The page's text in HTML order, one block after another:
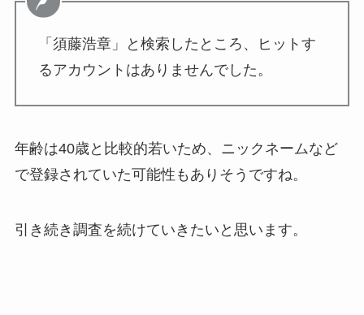
「須藤浩章」と検索したところ、ヒットす
るアカウントはありませんでした。
年齢は40歳と比較的若いため、ニックネームなど
で登録されていた可能性もありそうですね。
引き続き調査を続けていきたいと思います。